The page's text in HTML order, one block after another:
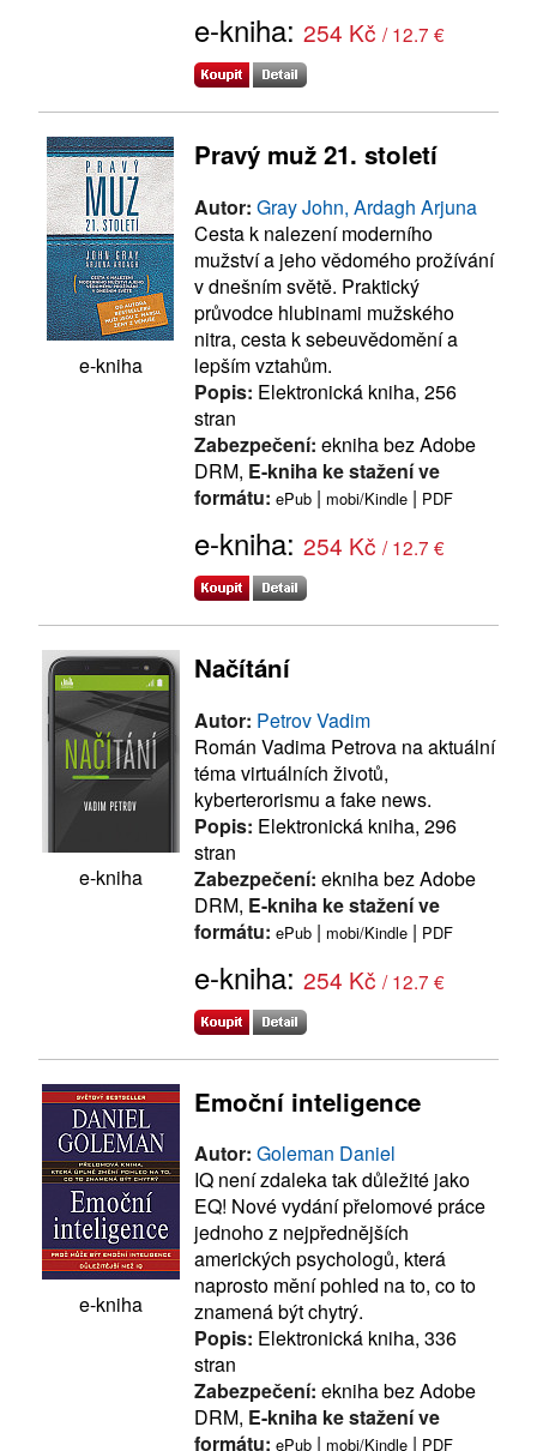
e-kniha: 254 Kč / 12.7 €
e-kniha
Pravý muž 21. století
Autor: Gray John, Ardagh Arjuna
Cesta k nalezení moderního
mužství a jeho vědomého prožívání
v dnešním světě. Praktický
průvodce hlubinami mužského
nitra, cesta k sebeuvědomění a
lepším vztahům.
Popis: Elektronická kniha, 256
stran
Zabezpečení: ekniha bez Adobe
DRM, E-kniha ke stažení ve
formátu: ePub | mobi/Kindle | PDF
e-kniha: 254 Kč / 12.7 €
e-kniha
Načítání
Autor: Petrov Vadim
Román Vadima Petrova na aktuální
téma virtuálních životů,
kyberterorismu a fake news.
Popis: Elektronická kniha, 296
stran
Zabezpečení: ekniha bez Adobe
DRM, E-kniha ke stažení ve
formátu: ePub | mobi/Kindle | PDF
e-kniha: 254 Kč / 12.7 €
e-kniha
Emoční inteligence
Autor: Goleman Daniel
IQ není zdaleka tak důležité jako
EQ! Nové vydání přelomové práce
jednoho z nejpřednějších
amerických psychologů, která
naprosto mění pohled na to, co to
znamená být chytrý.
Popis: Elektronická kniha, 336
stran
Zabezpečení: ekniha bez Adobe
DRM, E-kniha ke stažení ve
formátu: ePub | mobi/Kindle | PDF